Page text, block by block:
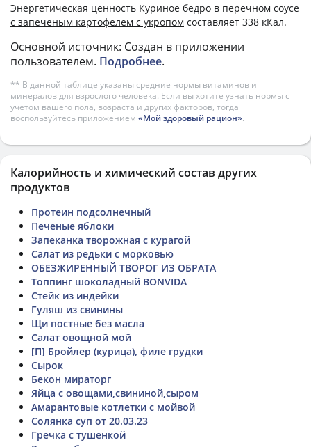
Энергетическая ценность Куриное бедро в перечном соусе
с запеченым картофелем с укропом составляет 338 кКал.
Основной источник: Создан в приложении
пользователем. Подробнее.
** В данной таблице указаны средние нормы витаминов и
минералов для взрослого человека. Если вы хотите узнать нормы с
учетом вашего пола, возраста и других факторов, тогда
воспользуйтесь приложением «Мой здоровый рацион».
Калорийность и химический состав других
продуктов
Протеин подсолнечный
Печеные яблоки
Запеканка творожная с курагой
Салат из редьки с морковью
ОБЕЗЖИРЕННЫЙ ТВОРОГ ИЗ ОБРАТА
Топпинг шоколадный BONVIDA
Стейк из индейки
Гуляш из свинины
Щи постные без масла
Салат овощной мой
[П] Бройлер (курица), филе грудки
Сырок
Бекон мираторг
Яйца с овощами,свининой,сыром
Амарантовые котлетки с мойвой
Солянка суп от 20.03.23
Гречка с тушенкой